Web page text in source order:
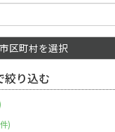
市区町村を選択
絞り込む